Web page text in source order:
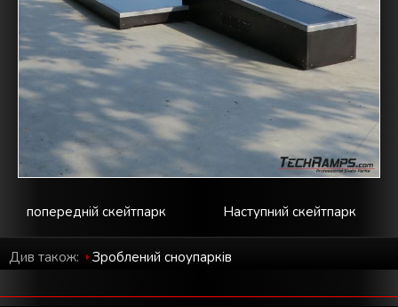
Наступний скейтпарк
попередній скейтпарк
Див також: Зроблений cноупарків